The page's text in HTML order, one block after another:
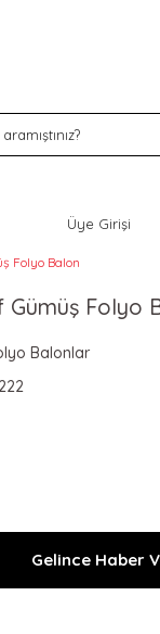
Üye Girişi
Gümüş Folyo
Balonlar
Gelince Haber